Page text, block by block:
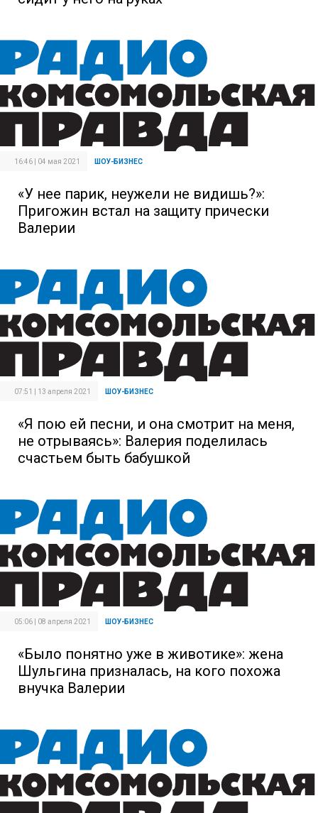
16:46 | 04 мая 2021 ШОУ-БИЗНЕС
«У нее парик, неужели не видишь?»:
Пригожин встал на защиту прически
Валерии
07:51 | 13 апреля 2021 ШОУ-БИЗНЕС
«Я пою ей песни, и она смотрит на меня,
не отрываясь»: Валерия поделилась
счастьем быть бабушкой
05:06 | 08 апреля 2021 ШОУ-БИЗНЕС
«Было понятно уже в животике»: жена
Шульгина призналась, на кого похожа
внучка Валерии